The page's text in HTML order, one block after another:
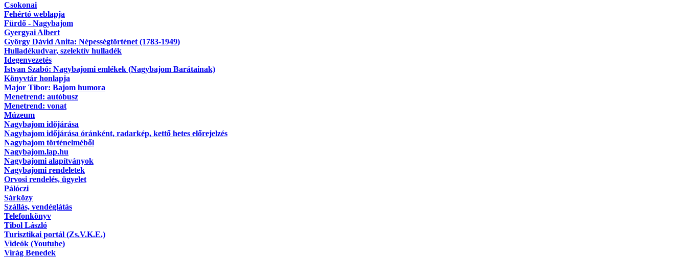
Csokonai
Fehértó weblapja
Fürdő - Nagybajom
Gyergyai Albert
György Dávid Anita: Népességtörténet (1783-1949)
Hulladékudvar, szelektív hulladék
Idegenvezetés
Istvan Szabó: Nagybajomi emlékek (Nagybajom Barátainak)
Könyvtár honlapja
Major Tibor: Bajom humora
Menetrend: autóbusz
Menetrend: vonat
Múzeum
Nagybajom időjárása
Nagybajom időjárása óránként, radarkép, kettő hetes előrejelzés
Nagybajom történelméből
Nagybajom.lap.hu
Nagybajomi alapítványok
Nagybajomi rendeletek
Orvosi rendelés, ügyelet
Pálóczi
Sárközy
Szállás, vendéglátás
Telefonkönyv
Tibol László
Turisztikai portál (Zs.V.K.E.)
Videók (Youtube)
Virág Benedek